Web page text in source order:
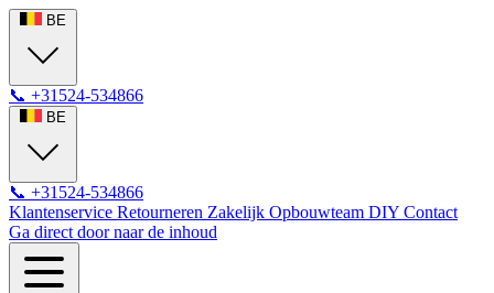
BE
📞 +31524-534866
BE
📞 +31524-534866
Klantenservice Retourneren Zakelijk Opbouwteam DIY Contact
Ga direct door naar de inhoud